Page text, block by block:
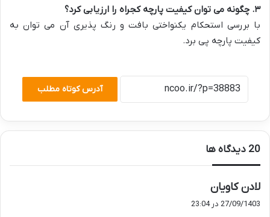
۳. چگونه می توان کیفیت پارچه کجراه را ارزیابی کرد؟
با بررسی استحکام یکنواختی بافت و رنگ پذیری آن می توان به
کیفیت پارچه پی برد.
آدرس کوتاه مطلب
‫20 دیدگاه ها
لادن کاویان
ف
27/09/1403 در 23:04